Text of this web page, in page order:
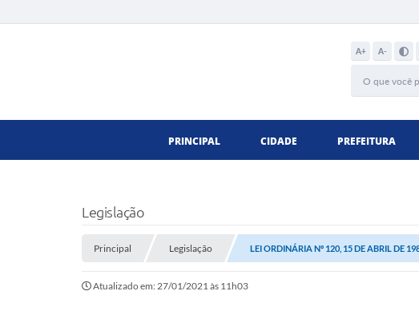
A+ A-
PRINCIPAL CIDADE PREFEITURA
Legislação
Principal Legislação LEI ORDINÁRIA Nº 120, 15 DE ABRIL DE
Atualizado em: 27/01/2021 às 11h03